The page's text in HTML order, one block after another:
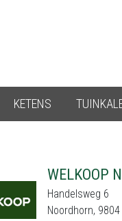
KETENS
WELKOOP
Handelsweg 6
Noordhorn,